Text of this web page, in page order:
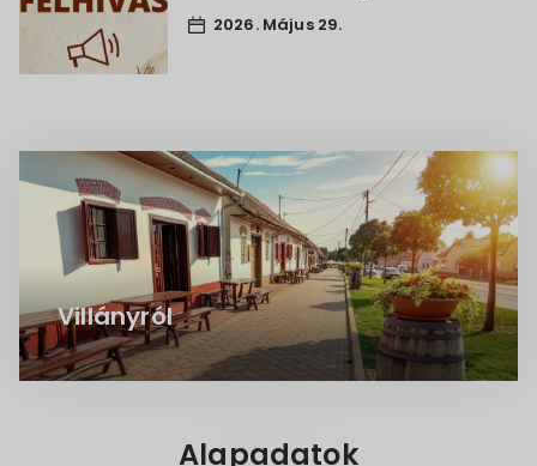
2026. Május 29.
Villányról
Alapadatok